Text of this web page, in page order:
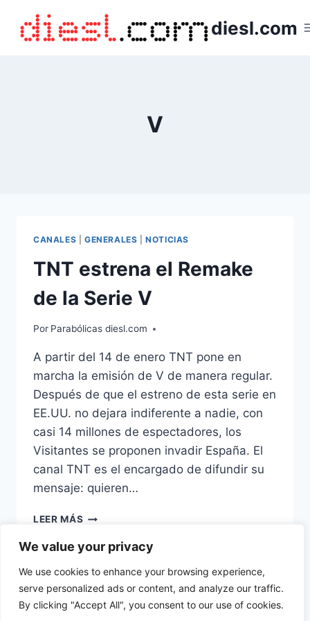
We value your privacy
We use cookies to enhance your browsing experience,
serve personalized ads or content, and analyze our traffic.
By clicking "Accept All", you consent to our use of cookies.
contenido
diesl.com
V
CANALES GENERALES |NOTICIAS
TNT estrena el Remake
de la Serie V
Por Parabólicas diesl.com
A partir del 14 de enero TNT pone en
marcha la emisión de V de manera regular.
Después de que el estreno de esta serie en
EE.UU. no dejara indiferente a nadie, con
casi 14 millones de espectadores, los
Visitantes se proponen invadir España. El
canal TNT es el encargado de difundir su
mensaje: quieren…
LEER MÁS TNT
EL
DE
LA
SERIE
© 2026 diesl.com - Tema para WordPress por